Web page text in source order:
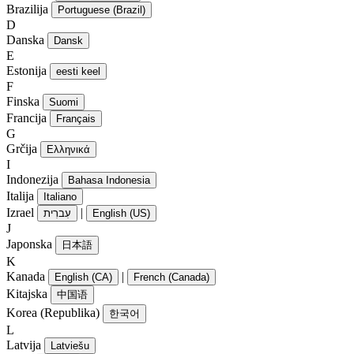
Brazilija Portuguese (Brazil)
D
Danska
Dansk
E
Estonija
eesti keel
F
Finska
Suomi
Francija Français
G
Grčija
Ελληνικά
I
Indonezija
Bahasa Indonesia
Italija Italiano
Izrael עִברִית | English (US)
J
Japonska
日本語
K
Kanada
English (CA) | French (Canada)
Kitajska 中国语
Korea (Republika) 한국어
L
Latvija
Latviešu